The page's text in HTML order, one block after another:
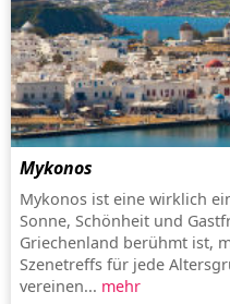
Mykonos
Mykonos ist eine wirklich
Sonne, Schönheit und
Griechenland berühmt ist,
Szenetreffs für jede
vereinen... mehr